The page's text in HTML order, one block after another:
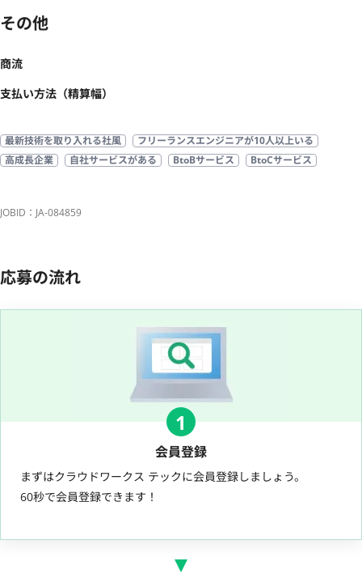
その他
商流
支払い方法（精算幅）
最新技術を取り入れる社風
フリーランスエンジニアが10人以上いる
高成長企業
自社サービスがある BtoBサービス BtoCサービス
JOBID：JA-084859
応募の流れ
1
会員登録
まずはクラウドワークス テックに会員登録しましょう。
60秒で会員登録できます！